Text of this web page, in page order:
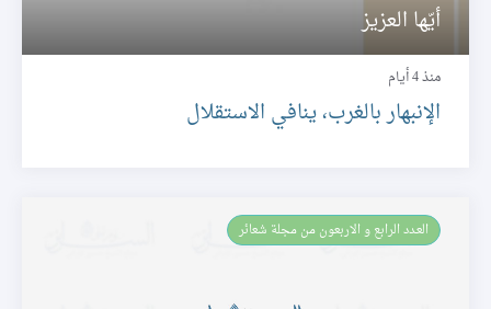
أيّها العزيز
منذ 4 أيام
الإنبهار بالغرب، ينافي الاستقلال
العـدد الرابع و الاربعون من مجلة شعائر